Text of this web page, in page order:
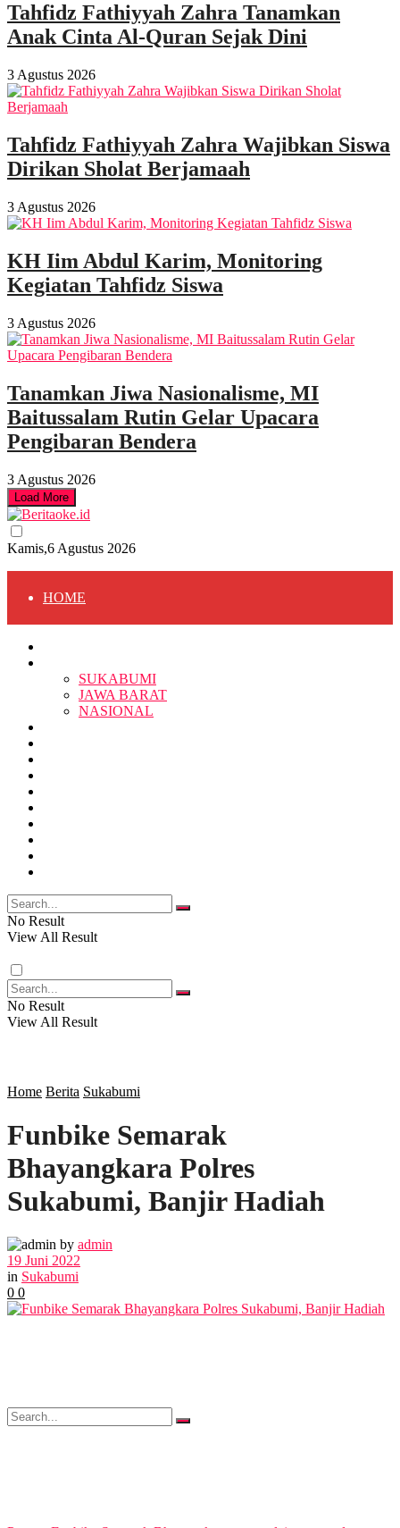
Tahfidz Fathiyyah Zahra Tanamkan
Anak Cinta Al-Quran Sejak Dini
3 Agustus 2026
Tahfidz Fathiyyah Zahra Wajibkan Siswa
Dirikan Sholat Berjamaah
3 Agustus 2026
KH Iim Abdul Karim, Monitoring
Kegiatan Tahfidz Siswa
3 Agustus 2026
Tanamkan Jiwa Nasionalisme, MI
Baitussalam Rutin Gelar Upacara
Pengibaran Bendera
3 Agustus 2026
Load More
Kamis,6 Agustus 2026
HOME
SUKABUMI
PENDIDIKAN
SOSOK
POLITIK
EKBIS
OPINI
SUKABUMI
JAWA BARAT
NASIONAL
No Result
View All Result
No Result
View All Result
Home Berita Sukabumi
Funbike Semarak
Bhayangkara Polres
Sukabumi, Banjir Hadiah
by admin
19 Juni 2022
in Sukabumi
0 0